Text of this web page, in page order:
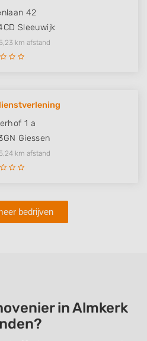
42
Sleeuwijk
km afstand
1 a
Giessen
km afstand
bedrijven
in Almkerk